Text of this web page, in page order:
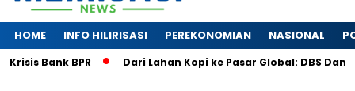
HOME INFO HILIRISASI PEREKONOMIAN NASIONAL
Bank BPR Dari Lahan Kopi ke Pasar Global: DBS Danai